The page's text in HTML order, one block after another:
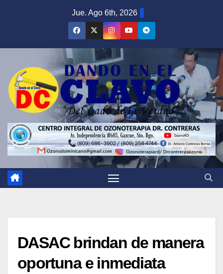
Jue. Ago 6th, 2026
DASAC brindan de manera
oportuna e inmediata